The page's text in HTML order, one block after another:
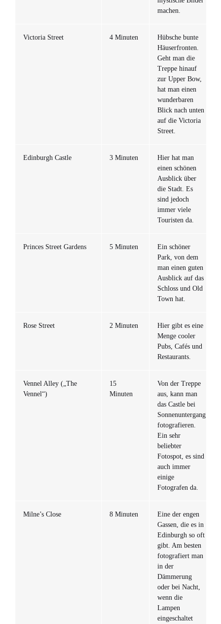
machen.
Victoria Street 4 Minuten
Hübsche bunte
Häuserfronten.
Geht man die
Treppe hinauf
zur Upper Bow,
hat man einen
wunderbaren
Blick nach unten
auf die Victoria
Street.
Edinburgh Castle 3 Minuten
Hier hat man
einen schönen
Ausblick über
die Stadt. Es
sind jedoch
immer viele
Touristen da.
Princes Street Gardens 5 Minuten
Ein schöner
Park, von dem
man einen guten
Ausblick auf das
Schloss und Old
Town hat.
Rose Street 2 Minuten
Hier gibt es eine
Menge cooler
Pubs, Cafés und
Restaurants.
Vennel Alley („The
Vennel“)
15
Minuten
Von der Treppe
aus, kann man
das Castle bei
Sonnenuntergang
fotografieren.
Ein sehr
beliebter
Fotospot, es sind
auch immer
einige
Fotografen da.
Milne’s Close 8 Minuten
Eine der engen
Gassen, die es in
Edinburgh so oft
gibt. Am besten
fotografiert man
in der
Dämmerung
oder bei Nacht,
wenn die
Lampen
eingeschaltet